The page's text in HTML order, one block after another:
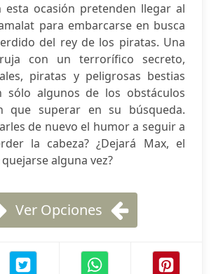
esta ocasión pretenden llegar al
para embarcarse en busca
del rey de los piratas. Una
con un terrorífico secreto,
piratas y peligrosas bestias
sólo algunos de los obstáculos
que superar en su búsqueda.
de nuevo el humor a seguir a
la cabeza? ¿Dejará Max, el
alguna vez?
Ver Opciones